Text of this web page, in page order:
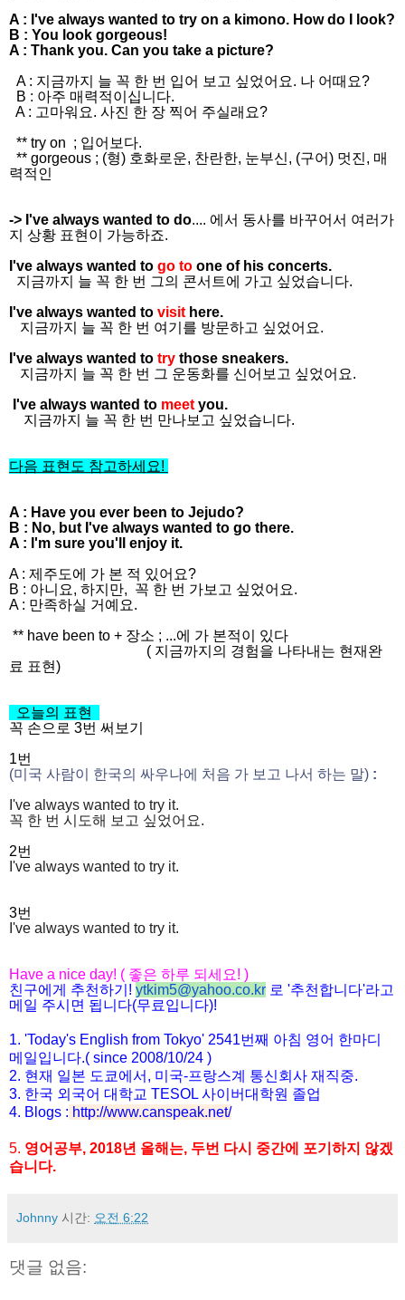
A : I've always wanted to try on a kimono. How do I look?
B : You look gorgeous!
A : Thank you. Can you take a picture?
A : 지금까지 늘 꼭 한 번 입어 보고 싶었어요. 나 어때요?
B : 아주 매력적이십니다.
A : 고마워요. 사진 한 장 찍어 주실래요?
** try on ; 입어보다.
** gorgeous ; (형) 호화로운, 찬란한, 눈부신, (구어) 멋진, 매
력적인
-> I've always wanted to do.... 에서 동사를 바꾸어서 여러가
지 상황 표현이 가능하죠.
I've always wanted to go to one of his concerts.
지금까지 늘 꼭 한 번 그의 콘서트에 가고 싶었습니다.
I've always wanted to visit here.
지금까지 늘 꼭 한 번 여기를 방문하고 싶었어요.
I've always wanted to try those sneakers.
지금까지 늘 꼭 한 번 그 운동화를 신어보고 싶었어요.
I've always wanted to meet you.
지금까지 늘 꼭 한 번 만나보고 싶었습니다.
다음 표현도 참고하세요!
A : Have you ever been to Jejudo?
B : No, but I've always wanted to go there.
A : I'm sure you'll enjoy it.
A : 제주도에 가 본 적 있어요?
B : 아니요, 하지만, 꼭 한 번 가보고 싶었어요.
A : 만족하실 거예요.
** have been to + 장소 ; ...에 가 본적이 있다
( 지금까지의 경험을 나타내는 현재완
료 표현)
오늘의 표현
꼭 손으로 3번 써보기
1번
(미국 사람이 한국의 싸우나에 처음 가 보고 나서 하는 말) :
I've always wanted to try it.
꼭 한 번 시도해 보고 싶었어요.
2번
I've always wanted to try it.
3번
I've always wanted to try it.
Have a nice day! ( 좋은 하루 되세요! )
친구에게 추천하기! ytkim5@yahoo.co.kr 로 '추천합니다'라고
메일 주시면 됩니다(무료입니다)!
1. 'Today's English from Tokyo' 2541번째 아침 영어 한마디
메일입니다.( since 2008/10/24 )
2. 현재 일본 도쿄에서, 미국-프랑스계 통신회사 재직중.
3. 한국 외국어 대학교 TESOL 사이버대학원 졸업
4. Blogs : http://www.canspeak.net/
5. 영어공부, 2018년 올해는, 두번 다시 중간에 포기하지 않겠
습니다.
Johnny 시간: 오전 6:22
댓글 없음: